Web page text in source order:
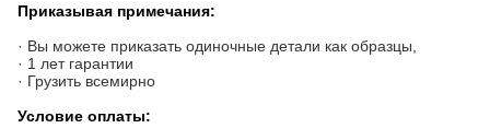
Приказывая примечания:
· Вы можете приказать одиночные детали как образцы,
· 1 лет гарантии
· Грузить всемирно
Условие оплаты: